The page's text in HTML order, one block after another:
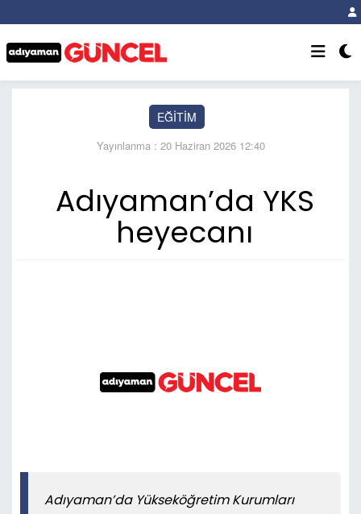
EĞİTİM
Yayınlanma : 20 Haziran 2026 12:40
Adıyaman’da YKS
heyecanı
Adıyaman’da Yükseköğretim Kurumları